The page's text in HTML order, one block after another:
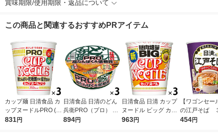
賞味期限/使用期限・返品について
この商品と関連するおすすめPRアイテム
カップ麺 日清食品 カ
ップヌードルPRO (プ
ロ) 高たんぱく＆低糖
831円
日清食品 日清のどん
兵衛PRO（プロ） 高
たんぱく＆低糖質 き
894円
日清食品 日清 カップ
ヌードル ビッグ カッ
プ麺大盛 カップラー
963円
【ワゴンセー
の江戸そば
清食品
454円